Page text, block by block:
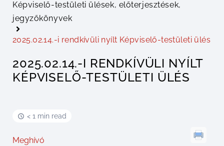
Képviselő-testületi ülések, előterjesztések,
jegyzőkönyvek
2025.02.14.-i rendkívüli nyílt Képviselő-testületi ülés
2025.02.14.-I RENDKÍVÜLI NYÍLT
KÉPVISELŐ-TESTÜLETI ÜLÉS
< 1 min read
Meghívó